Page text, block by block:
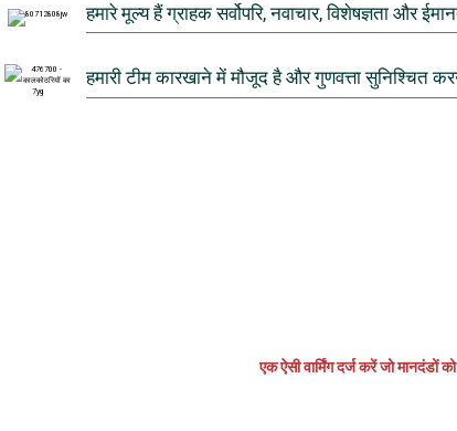
हमारे मूल्य हैं ग्राहक सर्वोपरि, नवाचार, विशेषज्ञता और
हमारी टीम कारखाने में मौजूद है और गुणवत्ता सुनिश्चित
एक ऐसी वार्मिंग दर्ज करें जो मानदंडों